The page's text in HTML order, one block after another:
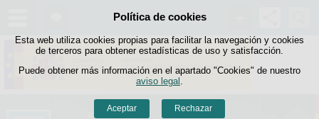
Política de cookies
Esta web utiliza cookies propias para facilitar la navegación y cookies
de terceros para obtener estadísticas de uso y satisfacción.
Puede obtener más información en el apartado "Cookies" de nuestro
aviso legal
Aceptar Rechazar
Saltar al contenido